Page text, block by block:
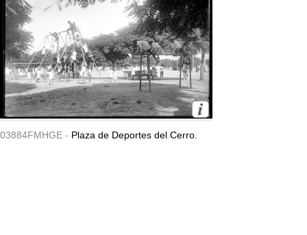
03884FMHGE - Plaza de Deportes del Cerro.